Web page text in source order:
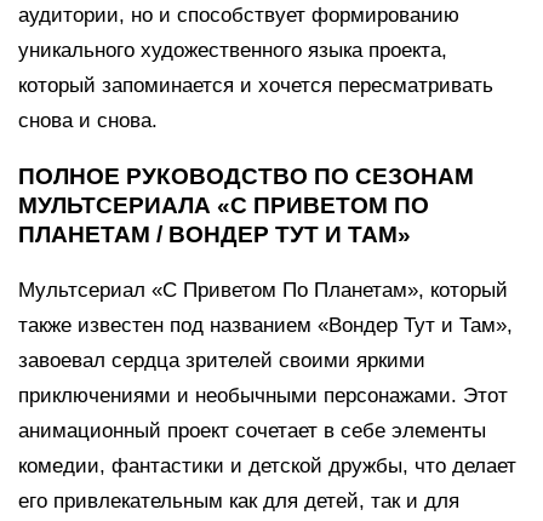
аудитории, но и способствует формированию
уникального художественного языка проекта,
который запоминается и хочется пересматривать
снова и снова.
ПОЛНОЕ РУКОВОДСТВО ПО СЕЗОНАМ
МУЛЬТСЕРИАЛА «С ПРИВЕТОМ ПО
ПЛАНЕТАМ / ВОНДЕР ТУТ И ТАМ»
Мультсериал «С Приветом По Планетам», который
также известен под названием «Вондер Тут и Там»,
завоевал сердца зрителей своими яркими
приключениями и необычными персонажами. Этот
анимационный проект сочетает в себе элементы
комедии, фантастики и детской дружбы, что делает
его привлекательным как для детей, так и для